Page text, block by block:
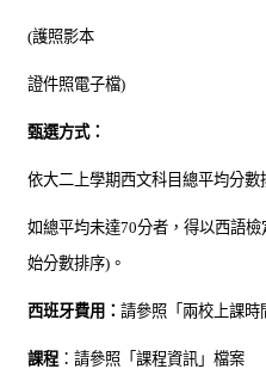
(護照影本
證件照電子檔)
甄選方式：
依大二上學期西文科目總平均分數
如總平均未達70分者，得以西語檢
始分數排序) 。
西班牙費用： 請參照「兩校上課時
課程 ：請參照「課程資訊」檔案